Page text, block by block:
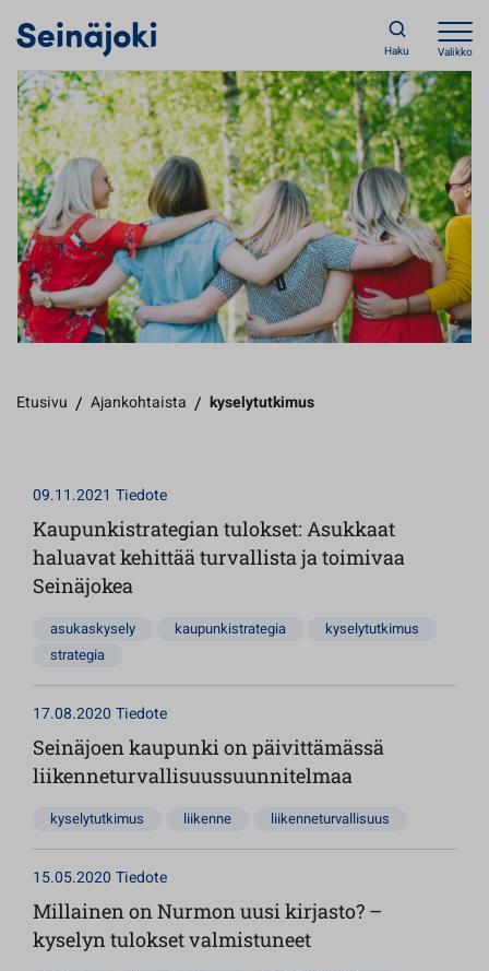
Haku Valikko
Etusivu / Ajankohtaista / kyselytutkimus
09.11.2021 Tiedote
Kaupunkistrategian tulokset: Asukkaat
haluavat kehittää turvallista ja toimivaa
Seinäjokea
asukaskysely kaupunkistrategia
kyselytutkimus
strategia
17.08.2020 Tiedote
Seinäjoen kaupunki on päivittämässä
liikenneturvallisuussuunnitelmaa
kyselytutkimus liikenne liikenneturvallisuus
15.05.2020 Tiedote
Millainen on Nurmon uusi kirjasto? –
kyselyn tulokset valmistuneet